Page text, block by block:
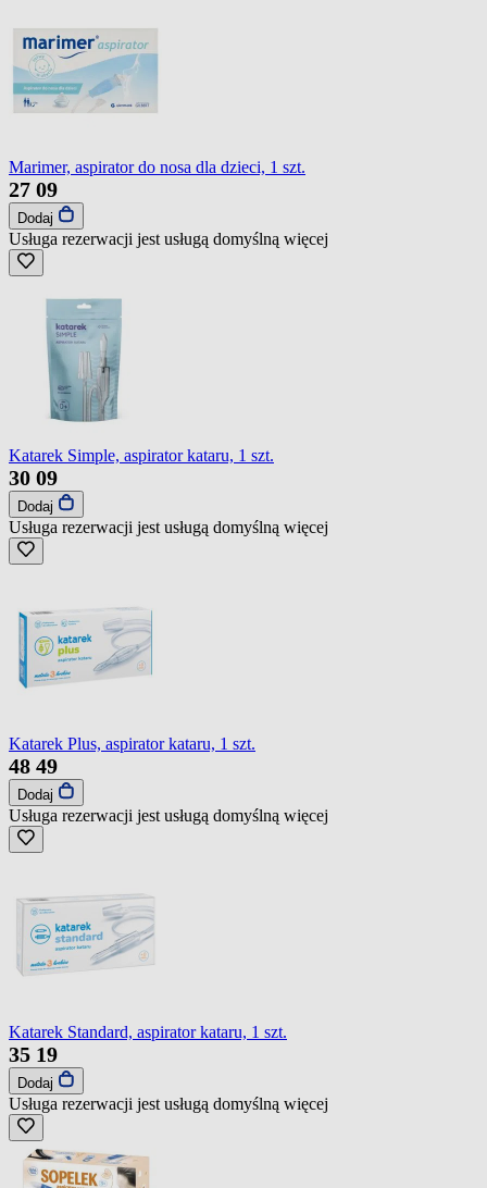
Marimer, aspirator do nosa dla dzieci, 1 szt.
27 09
Dodaj
Usługa rezerwacji jest usługą domyślną więcej
Katarek Simple, aspirator kataru, 1 szt.
30 09
Dodaj
Usługa rezerwacji jest usługą domyślną więcej
Katarek Plus, aspirator kataru, 1 szt.
48 49
Dodaj
Usługa rezerwacji jest usługą domyślną więcej
Katarek Standard, aspirator kataru, 1 szt.
35 19
Dodaj
Usługa rezerwacji jest usługą domyślną więcej